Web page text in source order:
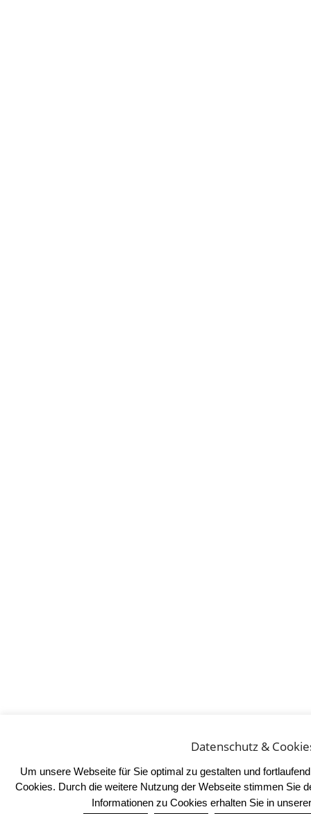
Datenschutz &
Um unsere Webseite für Sie optimal zu gestalten und
Cookies. Durch die weitere Nutzung der Webseite stimmen Sie
Informationen zu Cookies erhalten Sie in